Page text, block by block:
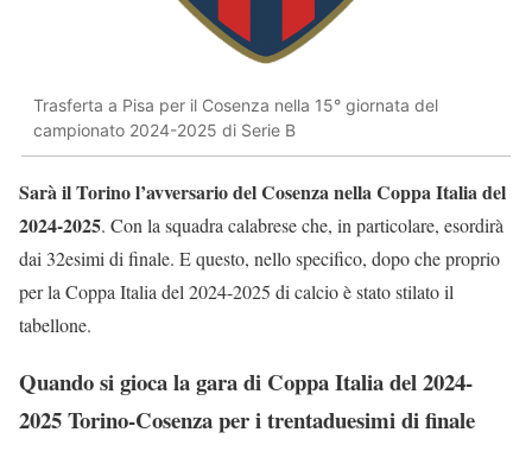
Trasferta a Pisa per il Cosenza nella 15° giornata del
campionato 2024-2025 di Serie B
Sarà il Torino l’avversario del Cosenza nella Coppa Italia del
2024-2025. Con la squadra calabrese che, in particolare, esordirà
dai 32esimi di finale. E questo, nello specifico, dopo che proprio
per la Coppa Italia del 2024-2025 di calcio è stato stilato il
tabellone.
Quando si gioca la gara di Coppa Italia del 2024-
2025 Torino-Cosenza per i trentaduesimi di finale